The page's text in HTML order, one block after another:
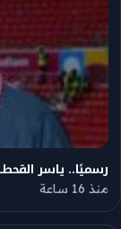
رسميًا.. ياسر
منذ 16 ساعة